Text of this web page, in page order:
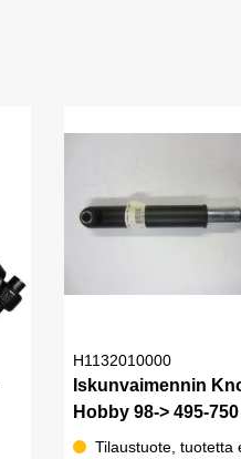
H1132010000
Iskunvaimennin
Hobby 98-> 495-750
Tilaustuote, tuotetta